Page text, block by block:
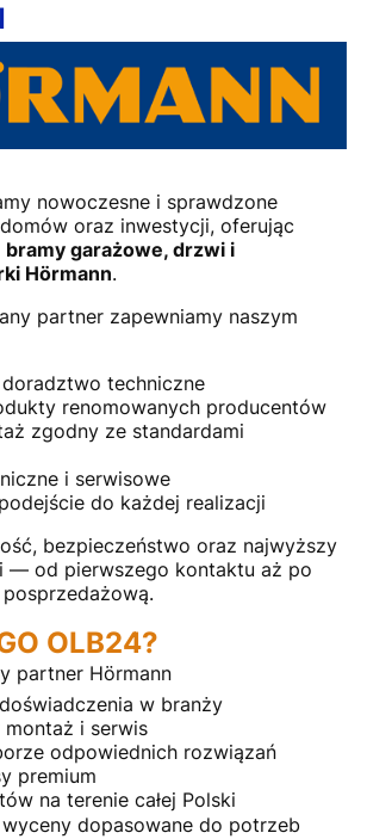
nowoczesne i sprawdzone
oraz inwestycji, oferując
bramy garażowe, drzwi i
Hörmann.
partner zapewniamy naszym
techniczne
renomowanych producentów
zgodny ze standardami
i serwisowe
do każdej realizacji
bezpieczeństwo oraz najwyższy
— od pierwszego kontaktu aż po
OLB24?
partner Hörmann
w branży
montaż i serwis
odpowiednich rozwiązań
premium
na terenie całej Polski
dopasowane do potrzeb